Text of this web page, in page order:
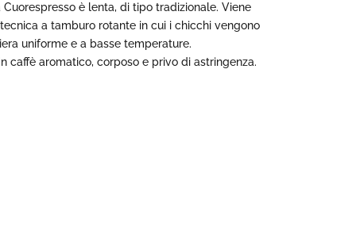
Cuorespresso è lenta, di tipo tradizionale. Viene
a tamburo rotante in cui i chicchi vengono
uniforme e a basse temperature.
caffè aromatico, corposo e privo di astringenza.